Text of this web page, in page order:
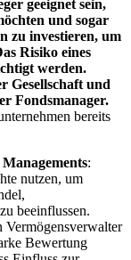
geeignet sein,
und sogar
zu investieren, um
Risiko eines
werden.
Gesellschaft und
Fondsmanager.
bereits
:
nutzen, um
beeinflussen.
Bewertung